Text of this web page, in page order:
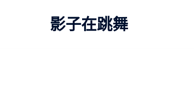
影子在跳舞